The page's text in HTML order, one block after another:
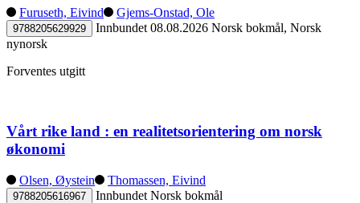
Furuseth, Eivind Gjems-Onstad, Ole
9788205629929 Innbundet 08.08.2026 Norsk bokmål, Norsk
nynorsk
Forventes utgitt
Vårt rike land : en realitetsorientering om norsk
økonomi
Olsen, Øystein Thomassen, Eivind
9788205616967 Innbundet Norsk bokmål